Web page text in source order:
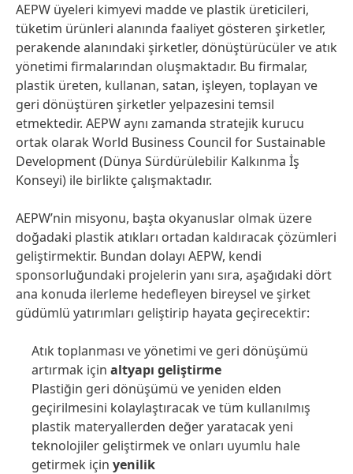
AEPW üyeleri kimyevi madde ve plastik üreticileri,
tüketim ürünleri alanında faaliyet gösteren şirketler,
perakende alanındaki şirketler, dönüştürücüler ve atık
yönetimi firmalarından oluşmaktadır. Bu firmalar,
plastik üreten, kullanan, satan, işleyen, toplayan ve
geri dönüştüren şirketler yelpazesini temsil
etmektedir. AEPW aynı zamanda stratejik kurucu
ortak olarak World Business Council for Sustainable
Development (Dünya Sürdürülebilir Kalkınma İş
Konseyi) ile birlikte çalışmaktadır.
AEPW’nin misyonu, başta okyanuslar olmak üzere
doğadaki plastik atıkları ortadan kaldıracak çözümleri
geliştirmektir. Bundan dolayı AEPW, kendi
sponsorluğundaki projelerin yanı sıra, aşağıdaki dört
ana konuda ilerleme hedefleyen bireysel ve şirket
güdümlü yatırımları geliştirip hayata geçirecektir:
Atık toplanması ve yönetimi ve geri dönüşümü
artırmak için altyapı geliştirme
Plastiğin geri dönüşümü ve yeniden elden
geçirilmesini kolaylaştıracak ve tüm kullanılmış
plastik materyallerden değer yaratacak yeni
teknolojiler geliştirmek ve onları uyumlu hale
getirmek için yenilik